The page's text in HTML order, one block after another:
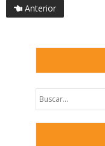
Anterior